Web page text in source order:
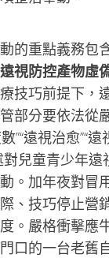
重點義務包
視防控產物虛
技巧前提下，
部分要依法從
”“遠視治愈”“
對兒童青少年遠
。加年夜對冒
、技巧停止營
。嚴格衝擊應
口的一台老舊